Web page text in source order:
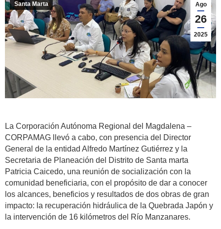
Ago
26
2025
Santa Marta
La Corporación Autónoma Regional del Magdalena –
CORPAMAG llevó a cabo, con presencia del Director
General de la entidad Alfredo Martínez Gutiérrez y la
Secretaria de Planeación del Distrito de Santa marta
Patricia Caicedo, una reunión de socialización con la
comunidad beneficiaria, con el propósito de dar a conocer
los alcances, beneficios y resultados de dos obras de gran
impacto: la recuperación hidráulica de la Quebrada Japón y
la intervención de 16 kilómetros del Río Manzanares.